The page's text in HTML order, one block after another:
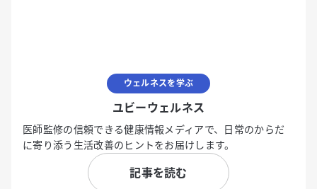
ウェルネスを学ぶ
ユビーウェルネス
医師監修の信頼できる健康情報メディアで、日常のからだ
に寄り添う生活改善のヒントをお届けします。
記事を読む